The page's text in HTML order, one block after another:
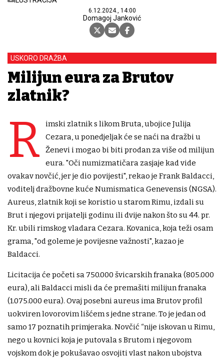
6.12.2024., 14:00
Domagoj Janković
USKORO DRAŽBA
Milijun eura za Brutov
zlatnik?
R
imski zlatnik s likom Bruta, ubojice Julija
Cezara, u ponedjeljak će se naći na dražbi u
Ženevi i mogao bi biti prodan za više od milijun
eura. "Oči numizmatičara zasjaje kad vide
ovakav novčić, jer je dio povijesti", rekao je Frank Baldacci,
voditelj dražbovne kuće Numismatica Genevensis (NGSA).
Aureus, zlatnik koji se koristio u starom Rimu, izdali su
Brut i njegovi prijatelji godinu ili dvije nakon što su 44. pr.
Kr. ubili rimskog vladara Cezara. Kovanica, koja teži osam
grama, "od goleme je povijesne važnosti", kazao je
Baldacci.
Licitacija će početi sa 750.000 švicarskih franaka (805.000
eura), ali Baldacci misli da će premašiti milijun franaka
(1.075.000 eura). Ovaj posebni aureus ima Brutov profil
uokviren lovorovim lišćem s jedne strane. To je jedan od
samo 17 poznatih primjeraka. Novčić “nije iskovan u Rimu,
nego u kovnici koja je putovala s Brutom i njegovom
vojskom dok je pokušavao osvojiti vlast nakon ubojstva